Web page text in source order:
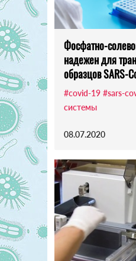
Фосфатно-
надежен для
образцов SARS-
#covid-19 #sars-
системы
08.07.2020